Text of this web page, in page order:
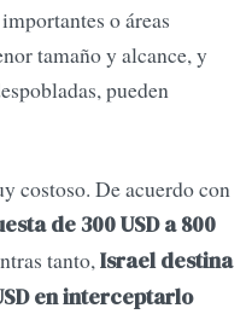
o áreas
tamaño y alcance, y
pueden
costoso. De acuerdo con
de 300 USD a 800
tanto,Israel destina
en interceptarlo